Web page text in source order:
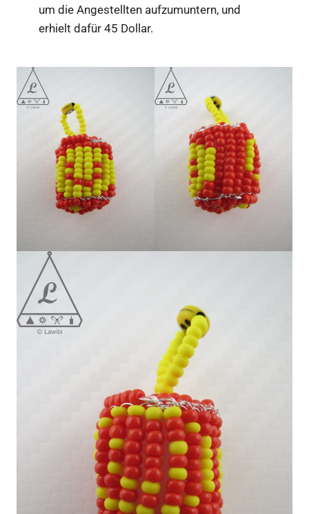
um die Angestellten aufzumuntern, und
erhielt dafür 45 Dollar.